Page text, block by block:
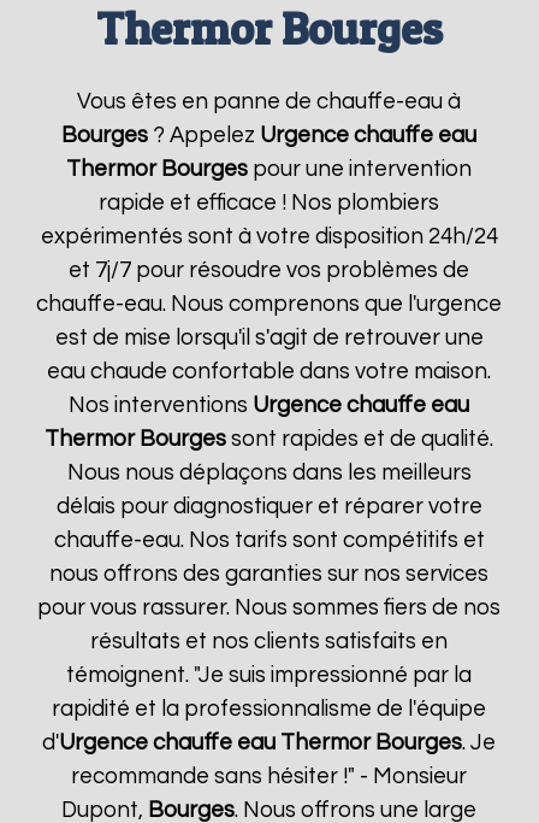
Thermor Bourges
Vous êtes en panne de chauffe-eau à
Bourges ? Appelez Urgence chauffe eau
Thermor Bourges pour une intervention
rapide et efficace ! Nos plombiers
expérimentés sont à votre disposition 24h/24
et 7j/7 pour résoudre vos problèmes de
chauffe-eau. Nous comprenons que l'urgence
est de mise lorsqu'il s'agit de retrouver une
eau chaude confortable dans votre maison.
Nos interventions Urgence chauffe eau
Thermor Bourges sont rapides et de qualité.
Nous nous déplaçons dans les meilleurs
délais pour diagnostiquer et réparer votre
chauffe-eau. Nos tarifs sont compétitifs et
nous offrons des garanties sur nos services
pour vous rassurer. Nous sommes fiers de nos
résultats et nos clients satisfaits en
témoignent. "Je suis impressionné par la
rapidité et la professionnalisme de l'équipe
d'Urgence chauffe eau Thermor Bourges. Je
recommande sans hésiter !" - Monsieur
Dupont, Bourges. Nous offrons une large